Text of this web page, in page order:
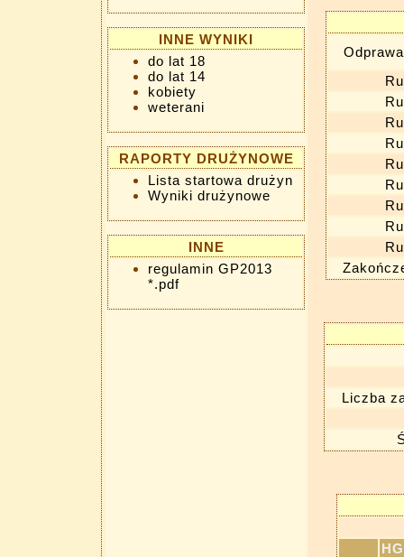
INNE WYNIKI
do lat 18
do lat 14
kobiety
weterani
RAPORTY DRUŻYNOWE
Lista startowa drużyn
Wyniki drużynowe
INNE
regulamin GP2013
*.pdf
Liczba